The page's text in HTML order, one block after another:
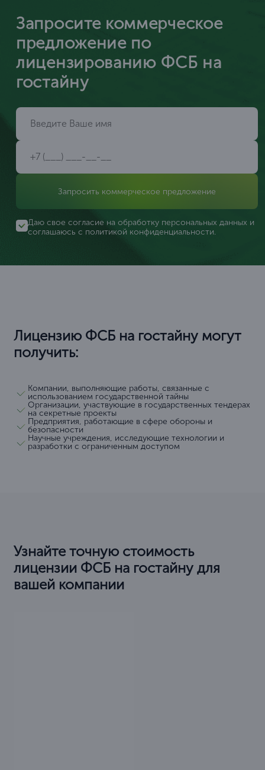
Запросите коммерческое
предложение по
лицензированию ФСБ на
гостайну
Запросить коммерческое предложение
Даю свое согласие на обработку персональных данных и
соглашаюсь с политикой конфиденциальности.
Лицензию ФСБ на гостайну могут
получить:
Компании, выполняющие работы, связанные с
использованием государственной тайны
Организации, участвующие в государственных тендерах
на секретные проекты
Предприятия, работающие в сфере обороны и
безопасности
Научные учреждения, исследующие технологии и
разработки с ограниченным доступом
Узнайте точную стоимость
лицензии ФСБ на гостайну для
вашей компании